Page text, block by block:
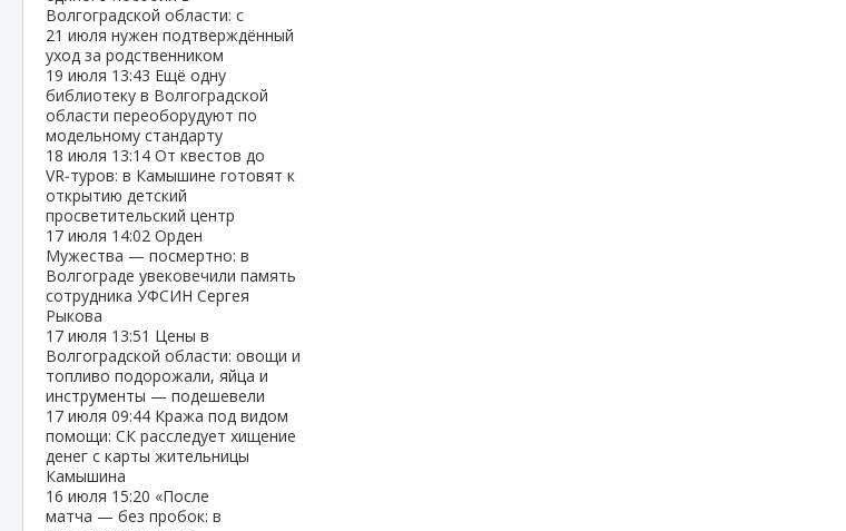
Волгоградской области: с
21 июля нужен подтверждённый
уход за родственником
19 июля 13:43 Ещё одну
библиотеку в Волгоградской
области переоборудуют по
модельному стандарту
18 июля 13:14 От квестов до
VR‑туров: в Камышине готовят к
открытию детский
просветительский центр
17 июля 14:02 Орден
Мужества — посмертно: в
Волгограде увековечили память
сотрудника УФСИН Сергея
Рыкова
17 июля 13:51 Цены в
Волгоградской области: овощи и
топливо подорожали, яйца и
инструменты — подешевели
17 июля 09:44 Кража под видом
помощи: СК расследует хищение
денег с карты жительницы
Камышина
16 июля 15:20 «После
матча — без пробок: в